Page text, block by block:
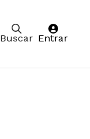
Buscar Entrar